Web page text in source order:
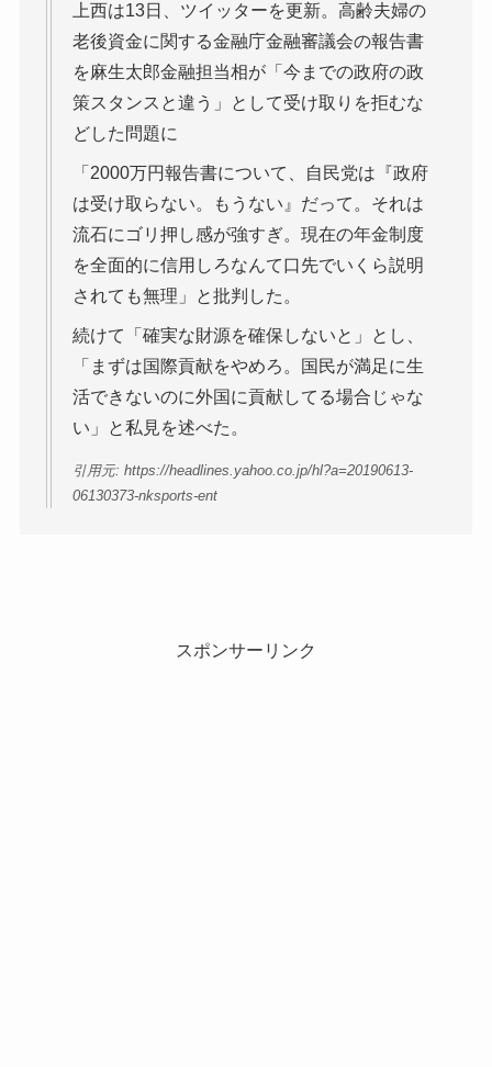
上西は13日、ツイッターを更新。高齢夫婦の
老後資金に関する金融庁金融審議会の報告書
を麻生太郎金融担当相が「今までの政府の政
策スタンスと違う」として受け取りを拒むな
どした問題に
「2000万円報告書について、自民党は『政府
は受け取らない。もうない』だって。それは
流石にゴリ押し感が強すぎ。現在の年金制度
を全面的に信用しろなんて口先でいくら説明
されても無理」と批判した。
続けて「確実な財源を確保しないと」とし、
「まずは国際貢献をやめろ。国民が満足に生
活できないのに外国に貢献してる場合じゃな
い」と私見を述べた。
引用元: https://headlines.yahoo.co.jp/hl?a=20190613-
06130373-nksports-ent
スポンサーリンク